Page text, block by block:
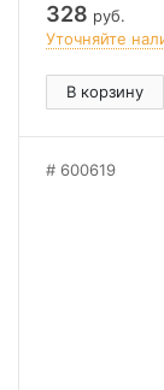
328 руб.
Уточняйте
В корзину
600619